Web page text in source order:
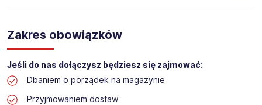
Pośrednictwa Pracy i Doradztwa Personalnego Work &
Profit jest obecnie jedną z największych niezależnych
polskich agencji zatrudnienia. W ciągu wielu lat naszej
działalności daliśmy pracę przeszło 50 000 pracowników
w całym kraju. Skutecznie znajdujemy pracowników dla
największych firm, jak również małych rodzinnych
przedsiębiorstw w Polsce. Agencja jest wpisana pod nr
Zakres obowiązków
Jeśli do nas dołączysz będziesz się zajmować:
Dbaniem o porządek na magazynie
Przyjmowaniem dostaw